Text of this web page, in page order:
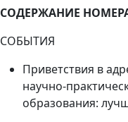
СОДЕРЖАНИЕ
СОБЫТИЯ
Приветствия в
научно-
образования: